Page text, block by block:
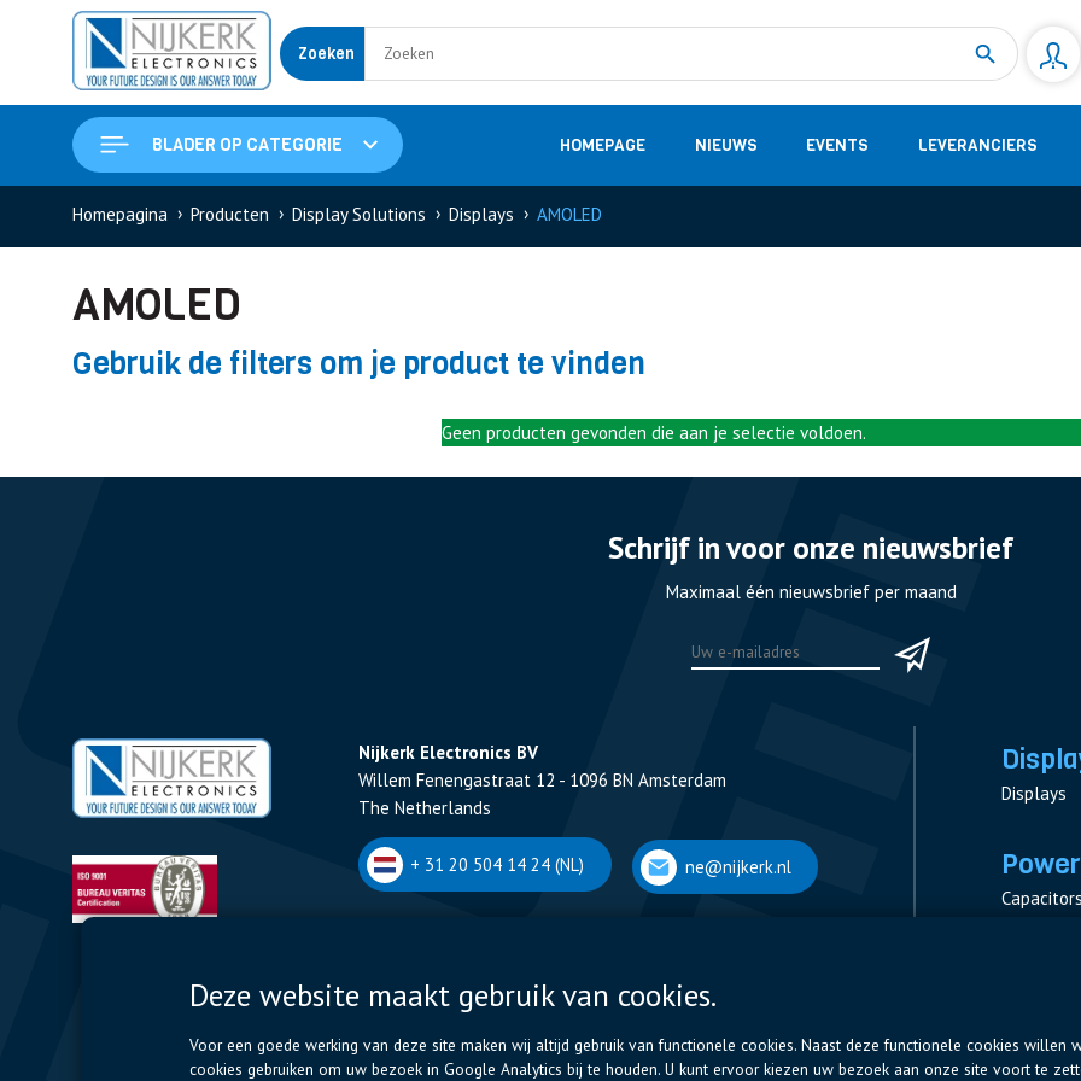
Zoeken
BLADER OP CATEGORIE HOMEPAGE NIEUWS EVENTS LEVERANCIERS
Measurement
Homepagina Producten Display Solutions Displays AMOLED
AMOLED
Gebruik de filters om je product te vinden
Geen producten gevonden die aan je selectie voldoen.
Schrijf in voor onze nieuwsbrief
Maximaal één nieuwsbrief per maand
Nijkerk Electronics BV
Willem Fenengastraat 12 - 1096 BN Amsterdam
The Netherlands
+ 31 20 504 14 24 (NL) ne@nijkerk.nl
Belgium
+32 (0)3 544 70 66 (BE) ne@nijkerk.be
Displays
Capacitors
Deze website maakt gebruik van cookies.
Voor een goede werking van deze site maken wij altijd gebruik van functionele cookies. Naast deze functionele cookies willen
cookies gebruiken om uw bezoek in Google Analytics bij te houden. U kunt ervoor kiezen uw bezoek aan onze site voort te